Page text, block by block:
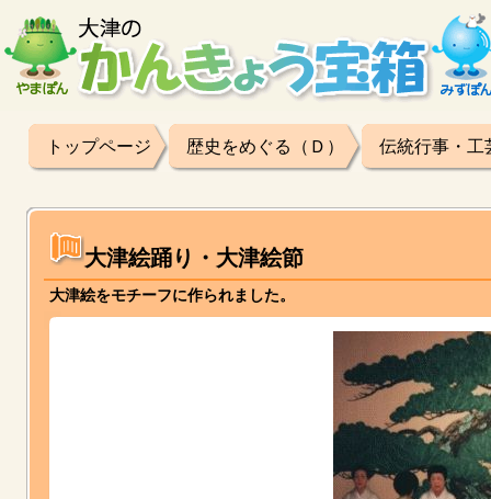
トップページ 歴史をめぐる（Ｄ） 伝統行事・工
大津絵踊り・大津絵節
大津絵をモチーフに作られました。